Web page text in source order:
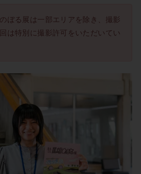
ぼる展は一部エリアを除き、撮影
は特別に撮影許可をいただいてい